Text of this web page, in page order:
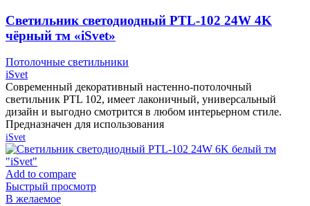
Cветильник светодиодный PTL-102 24W 4K
чёрный тм «iSvet»
Потолочные светильники
iSvet
Современный декоративный настенно-потолочный
светильник PTL 102, имеет лаконичный, универсальный
дизайн и выгодно смотрится в любом интерьерном стиле.
Предназначен для использования
iSvet
Add to compare
Быстрый просмотр
В желаемое